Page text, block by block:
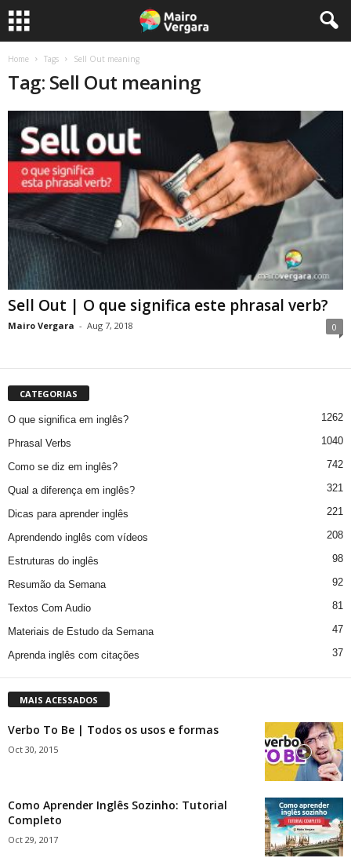
Home Tags Sell Out meaning
Tag: Sell Out meaning
Sell Out | O que significa este phrasal verb?
Mairo Vergara - Aug 7, 2018 0
CATEGORIAS
O que significa em inglês? 1262
Phrasal Verbs 1040
Como se diz em inglês? 742
Qual a diferença em inglês? 321
Dicas para aprender inglês 221
Aprendendo inglês com vídeos 208
Estruturas do inglês 98
Resumão da Semana 92
Textos Com Audio 81
Materiais de Estudo da Semana 47
Aprenda inglês com citações 37
MAIS ACESSADOS
Verbo To Be | Todos os usos e formas
Oct 30, 2015
Como Aprender Inglês Sozinho: Tutorial
Completo
Oct 29, 2017